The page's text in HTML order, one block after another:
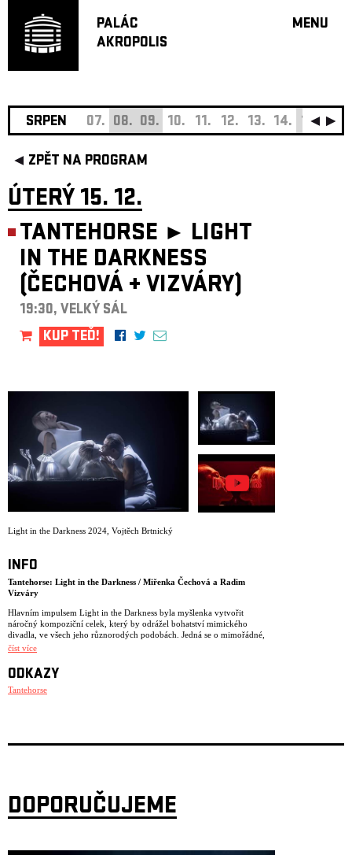
PALÁC
AKROPOLIS
MENU
JAZZ
SRPEN 07. 08. 09. 10. 11. 12. 13. 14. 15. 16.
ZPĚT NA PROGRAM
ÚTERÝ 15. 12.
TANTEHORSE ► LIGHT
IN THE DARKNESS
(ČECHOVÁ + VIZVÁRY)
19:30, VELKÝ SÁL
KUP TEĎ!
Light in the Darkness 2024 Vojtěch Brtnický
INFO
Tantehorse: Light in the Darkness / Miřenka Čechová a Radim
Vizváry
Hlavním impulsem Light in the Darkness byla myšlenka vytvořit
náročný kompoziční celek, který by odrážel bohatství mimického
divadla, ve všech jeho různorodých podobách. Jedná se o mimořádné,
teatrálně expresivní zpracování vysoce výtvarných obrazů smrti, lásky a
kromě techniky současného mimu a tance, též objekty, loutky a masky.
Tvůrci se inspirovali Dantovým Peklem, úryvky z Markýze de Sada,
stejně jako duchovním přesahem Bachovy Umění figy.
či Petera Greenawaye.
Z ohlasů:
číst více
ODKAZY
Tantehorse
DOPORUČUJEME